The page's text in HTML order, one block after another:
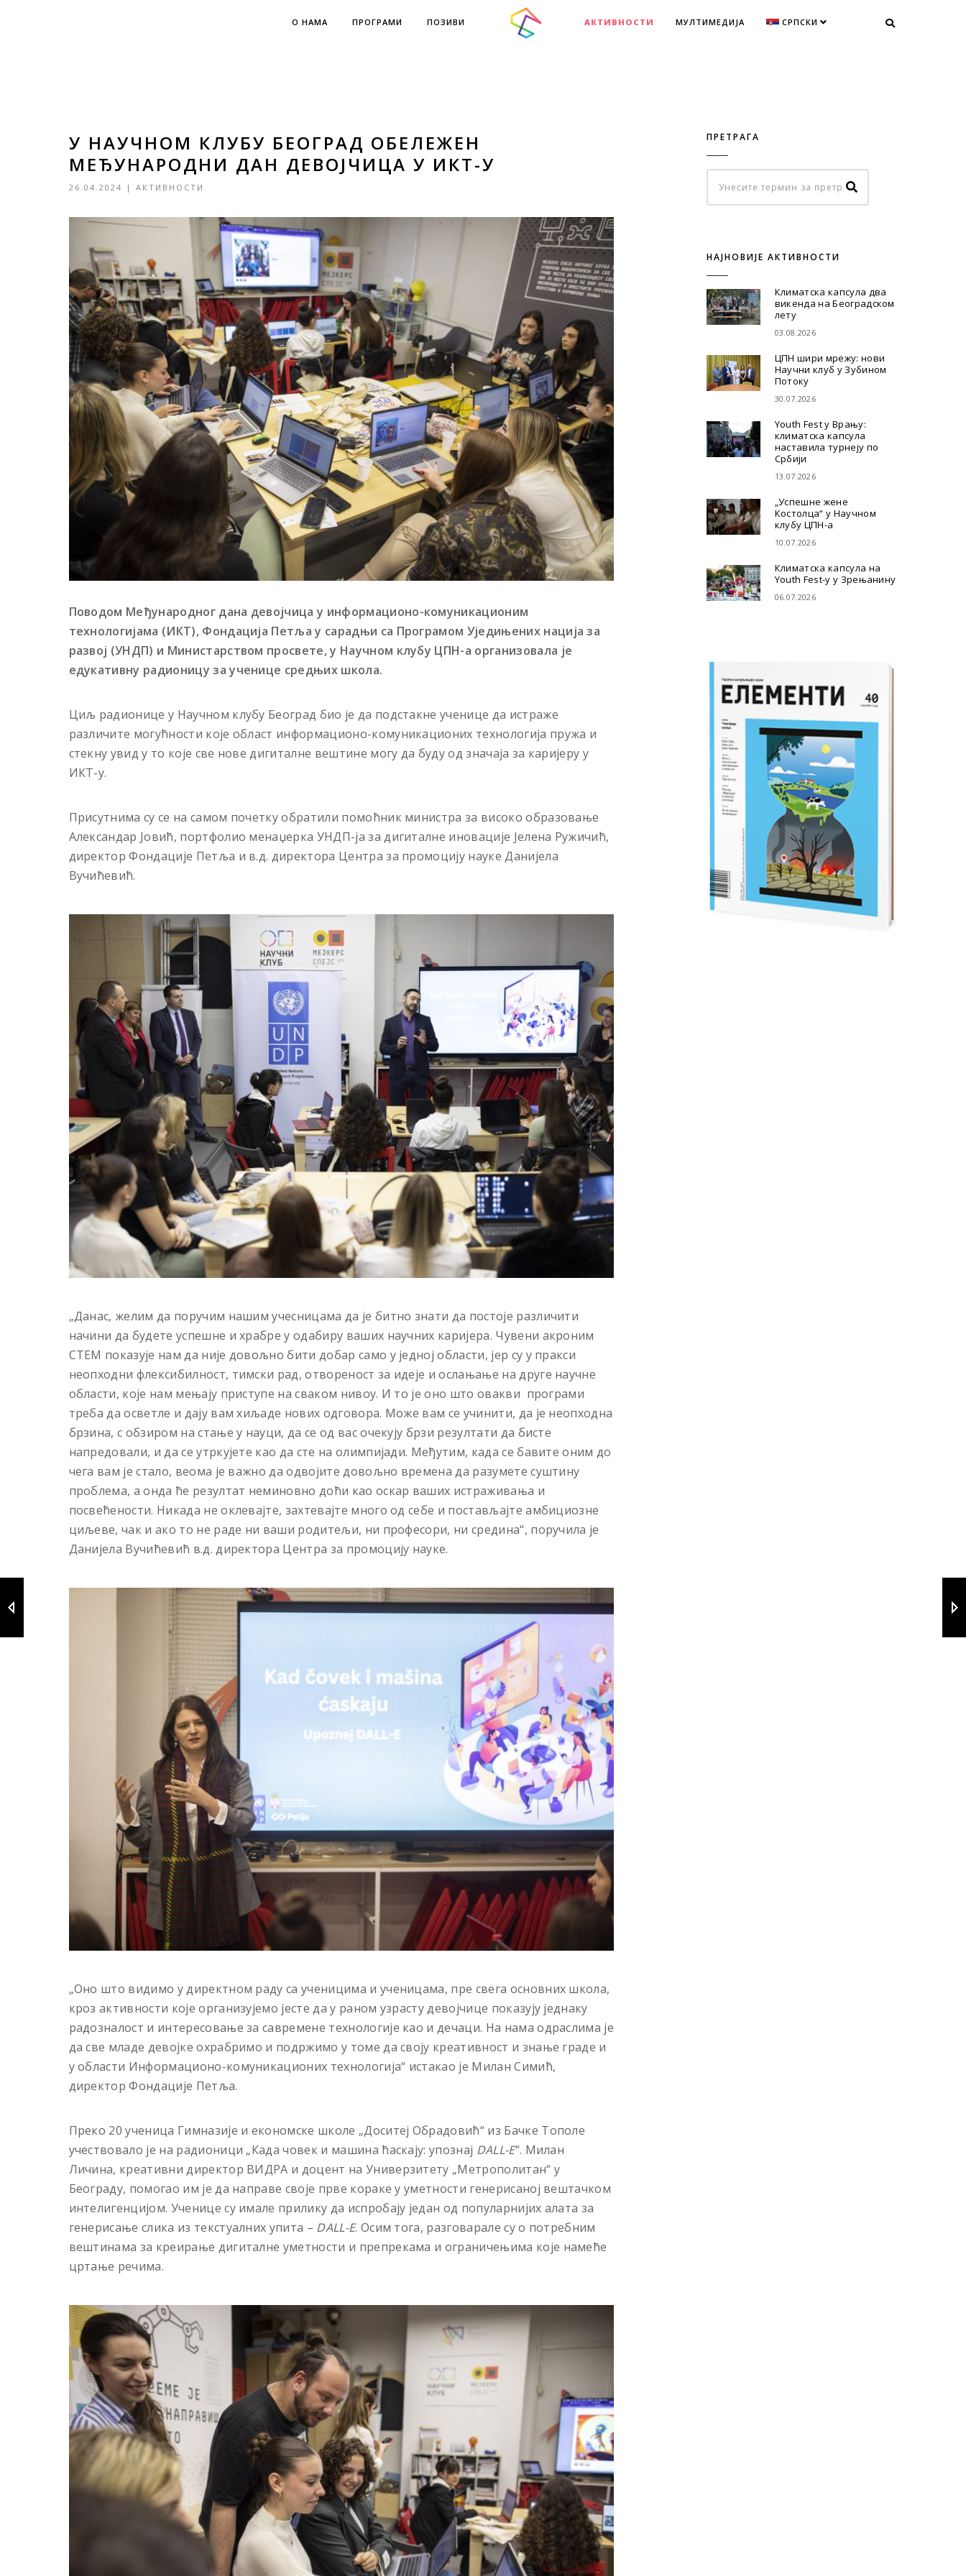
О НАМА ПРОГРАМИ ПОЗИВИ АКТИВНОСТИ МУЛТИМЕДИЈА СРПСКИ
У НАУЧНОМ КЛУБУ БЕОГРАД ОБЕЛЕЖЕН
МЕЂУНАРОДНИ ДАН ДЕВОЈЧИЦА У ИКТ-У
26.04.2024 | АКТИВНОСТИ
Поводом Међународног дана девојчица у информационо-комуникационим
технологијама (ИКТ), Фондација Петља у сарадњи са Програмом Уједињених нација за
развој (УНДП) и Министарством просвете, у Научном клубу ЦПН-а организовала је
едукативну радионицу за ученице средњих школа.
Циљ радионице у Научном клубу Београд био је да подстакне ученице да истраже
различите могућности које област информационо-комуникационих технологија пружа и
стекну увид у то које све нове дигиталне вештине могу да буду од значаја за каријеру у
ИКТ-у.
Присутнима су се на самом почетку обратили помоћник министра за високо образовање
Александар Јовић, портфолио менаџерка УНДП-ја за дигиталне иновације Јелена Ружичић,
директор Фондације Петља и в.д. директора Центра за промоцију науке Данијела
Вучићевић.
„Данас, желим да поручим нашим учесницама да је битно знати да постоје различити
начини да будете успешне и храбре у одабиру ваших научних каријера. Чувени акроним
СТЕМ показује нам да није довољно бити добар само у једној области, јер су у пракси
неопходни флексибилност, тимски рад, отвореност за идеје и ослањање на друге научне
области, које нам мењају приступе на сваком нивоу. И то је оно што овакви програми
треба да осветле и дају вам хиљаде нових одговора. Може вам се учинити, да је неопходна
брзина, с обзиром на стање у науци, да се од вас очекују брзи резултати да бисте
напредовали, и да се утркујете као да сте на олимпијади. Међутим, када се бавите оним до
чега вам је стало, веома је важно да одвојите довољно времена да разумете суштину
проблема, а онда ће резултат неминовно доћи као оскар ваших истраживања и
посвећености. Никада не оклевајте, захтевајте много од себе и постављајте амбициозне
циљеве, чак и ако то не раде ни ваши родитељи, ни професори, ни средина“, поручила је
Данијела Вучићевић в.д. директора Центра за промоцију науке.
„Оно што видимо у директном раду са ученицима и ученицама, пре свега основних школа,
кроз активности које организујемо јесте да у раном узрасту девојчице показују једнаку
радозналост и интересовање за савремене технологије као и дечаци. На нама одраслима је
да све младе девојке охрабримо и подржимо у томе да своју креативност и знање граде и
у области Информационо-комуникационих технологија“ истакао је Милан Симић,
директор Фондације Петља.
Преко 20 ученица Гимназије и економске школе „Доситеј Обрадовић“ из Бачке Тополе
учествовало је на радионици „Када човек и машина ћаскају: упознај DALL-Е“. Милан
Личина, креативни директор ВИДРА и доцент на Универзитету „Метрополитан“ у
Београду, помогао им је да направе своје прве кораке у уметности генерисаној вештачком
интелигенцијом. Ученице су имале прилику да испробају један од популарнијих алата за
генерисање слика из текстуалних упита – DALL-E. Осим тога, разговарале су о потребним
вештинама за креирање дигиталне уметности и препрекама и ограничењима које намеће
цртање речима.
ПРЕТРАГА
НАЈНОВИЈЕ АКТИВНОСТИ
Климатска капсула два
викенда на Београдском
лету
03.08.2026
ЦПН шири мрежу: нови
Научни клуб у Зубином
Потоку
30.07.2026
Youth Fest у Врању:
климатска капсула
наставила турнеју по
Србији
13.07.2026
„Успешне жене
Костолца“ у Научном
клубу ЦПН-а
10.07.2026
Климатска капсула на
Youth Fest-у у Зрењанину
06.07.2026